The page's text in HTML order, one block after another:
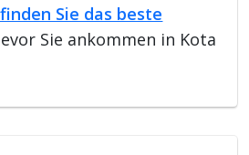
Sie das beste
Sie ankommen in Kota